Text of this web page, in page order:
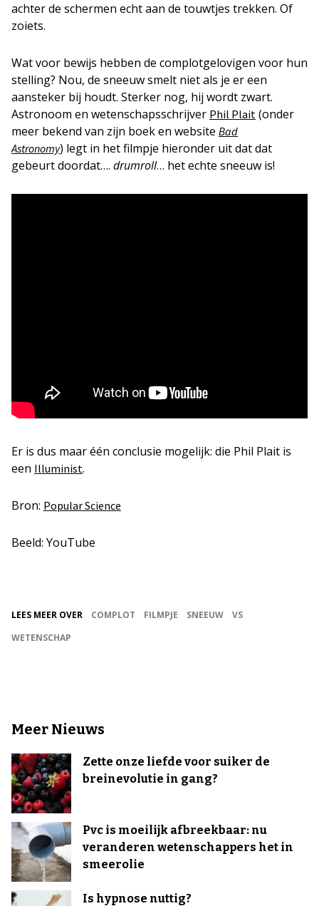
achter de schermen echt aan de touwtjes trekken. Of
zoiets.
Wat voor bewijs hebben de complotgelovigen voor hun
stelling? Nou, de sneeuw smelt niet als je er een
aansteker bij houdt. Sterker nog, hij wordt zwart.
Astronoom en wetenschapsschrijver Phil Plait (onder
meer bekend van zijn boek en website Bad
Astronomy) legt in het filmpje hieronder uit dat dat
gebeurt doordat…. drumroll… het echte sneeuw is!
Er is dus maar één conclusie mogelijk: die Phil Plait is
een Illuminist.
Bron: Popular Science
Beeld: YouTube
LEES MEER OVER COMPLOT FILMPJE SNEEUW
VS
WETENSCHAP
Meer Nieuws
Zette onze liefde voor suiker de
breinevolutie in gang?
Pvc is moeilijk afbreekbaar: nu
veranderen wetenschappers het in
smeerolie
Is hypnose nuttig?